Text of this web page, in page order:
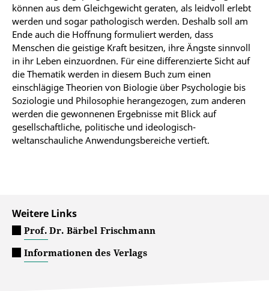
können aus dem Gleichgewicht geraten, als leidvoll erlebt
werden und sogar pathologisch werden. Deshalb soll am
Ende auch die Hoffnung formuliert werden, dass
Menschen die geistige Kraft besitzen, ihre Ängste sinnvoll
in ihr Leben einzuordnen. Für eine differenzierte Sicht auf
die Thematik werden in diesem Buch zum einen
einschlägige Theorien von Biologie über Psychologie bis
Soziologie und Philosophie herangezogen, zum anderen
werden die gewonnenen Ergebnisse mit Blick auf
gesellschaftliche, politische und ideologisch-
weltanschauliche Anwendungsbereiche vertieft.
Weitere Links
Prof. Dr. Bärbel Frischmann
Informationen des Verlags